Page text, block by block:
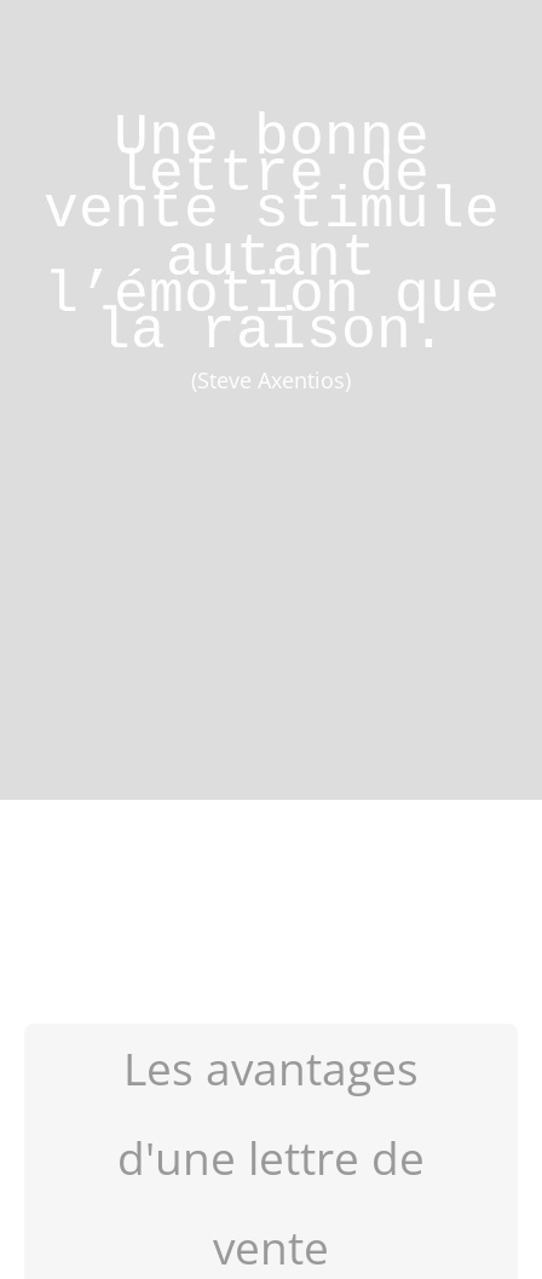
Une bonne
lettre de
vente stimule
autant
l’émotion que
la raison.
(Steve Axentios)
Les avantages
d'une lettre de
vente